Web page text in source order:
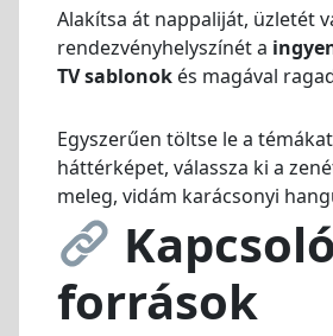
Alakítsa át nappaliját, üzletét
rendezvényhelyszínét a
TV sablonok és magával
Egyszerűen töltse le a
háttérképet, válassza ki a
meleg, vidám karácsonyi
források